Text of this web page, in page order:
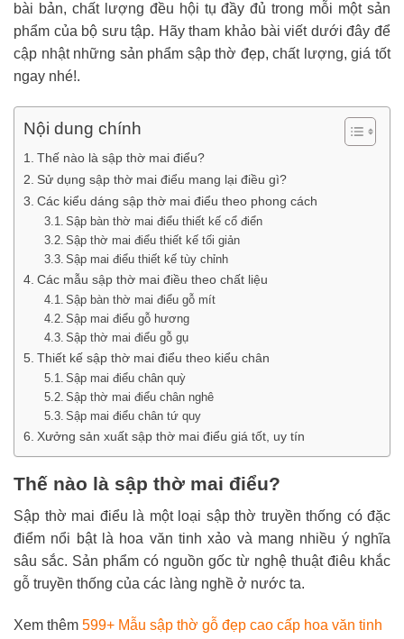
bài bản, chất lượng đều hội tụ đầy đủ trong mỗi một sản
phẩm của bộ sưu tập. Hãy tham khảo bài viết dưới đây để
cập nhật những sản phẩm sập thờ đẹp, chất lượng, giá tốt
ngay nhé!.
Nội dung chính
Thế nào là sập thờ mai điểu?
Sử dụng sập thờ mai điểu mang lại điều gì?
Các kiểu dáng sập thờ mai điểu theo phong cách
Sập bàn thờ mai điểu thiết kế cổ điển
Sập thờ mai điểu thiết kế tối giản
Sập mai điểu thiết kế tùy chỉnh
Các mẫu sập thờ mai điều theo chất liệu
Sập bàn thờ mai điểu gỗ mít
Sập mai điểu gỗ hương
Sập thờ mai điểu gỗ gụ
Thiết kế sập thờ mai điểu theo kiểu chân
Sập mai điểu chân quỳ
Sập thờ mai điểu chân nghê
Sập mai điểu chân tứ quy
Xưởng sản xuất sập thờ mai điểu giá tốt, uy tín
Thế nào là sập thờ mai điểu?
Sập thờ mai điểu là một loại sập thờ truyền thống có đặc
điểm nổi bật là hoa văn tinh xảo và mang nhiều ý nghĩa
sâu sắc. Sản phẩm có nguồn gốc từ nghệ thuật điêu khắc
gỗ truyền thống của các làng nghề ở nước ta.
Xem thêm 599+ Mẫu sập thờ gỗ đẹp cao cấp hoa văn tinh